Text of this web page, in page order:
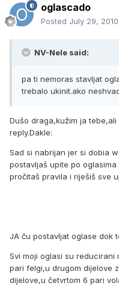
oglascado
Posted July 29, 2010
NV-Nele said:
pa ti nemoras stavljat
trebalo ukinit.ako
Dušo draga,kužim ja
reply.Dakle:
Sad si nabrijan jer si dobia
postavljaš upite po
pročitaš pravila i riješiš sve
JA ču postavljat oglase dok
Svi moji oglasi su reducirani
pari felgi,u drugom dijelove
dijelove,u četvrtom 6 pari